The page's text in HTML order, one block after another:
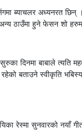
ब्याचलर अध्यनरत
अन्य ठाउँमा हुने फेसन शो
दिनमा बाबाले
रहेको बताउने स्वीकृति
रेस्मा सुनवारको नयाँ